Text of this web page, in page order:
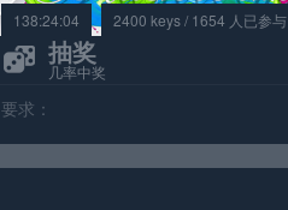
138:24:04 2400 keys / 1654 人已参与
抽奖
几率中奖
要求：